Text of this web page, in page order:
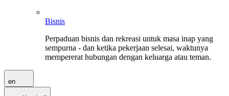
Bisnis
Perpaduan bisnis dan rekreasi untuk masa inap yang
sempurna - dan ketika pekerjaan selesai, waktunya
mempererat hubungan dengan keluarga atau teman.
en